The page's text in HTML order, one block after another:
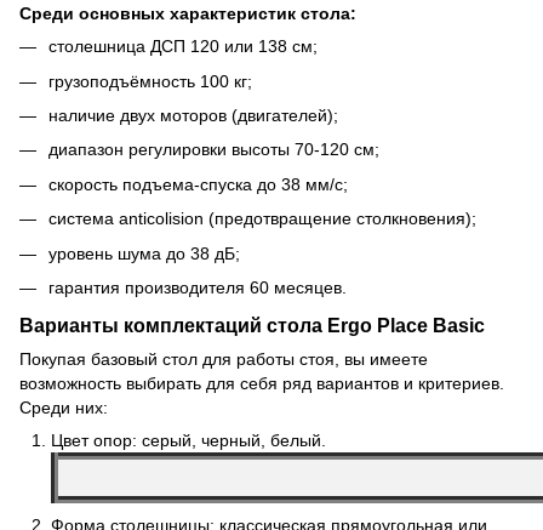
Среди основных характеристик стола:
столешница ДСП 120 или 138 см;
грузоподъёмность 100 кг;
наличие двух моторов (двигателей);
диапазон регулировки высоты 70-120 см;
скорость подъема-спуска до 38 мм/с;
система anticolision (предотвращение столкновения);
уровень шума до 38 дБ;
гарантия производителя 60 месяцев.
Варианты комплектаций стола Ergo Place Basic
Покупая базовый стол для работы стоя, вы имеете
возможность выбирать для себя ряд вариантов и критериев.
Среди них:
Цвет опор: серый, черный, белый.
Форма столешницы: классическая прямоугольная или